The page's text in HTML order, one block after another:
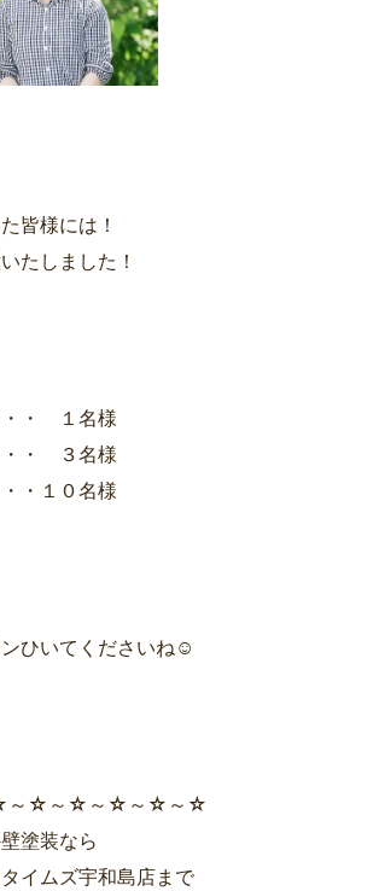
皆様には！
たしました！
・・ １名様
・・ ３名様
・１０名様
ひいてくださいね☺
☆～☆～☆～☆～☆
塗装なら
イムズ宇和島店まで